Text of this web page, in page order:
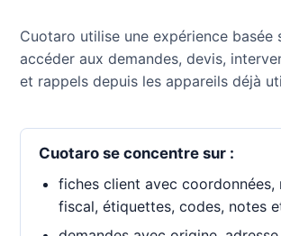
Cuotaro utilise une expérience basée
accéder aux demandes, devis,
et rappels depuis les appareils déjà
Cuotaro se concentre sur :
fiches client avec coordonnées,
fiscal, étiquettes, codes, notes